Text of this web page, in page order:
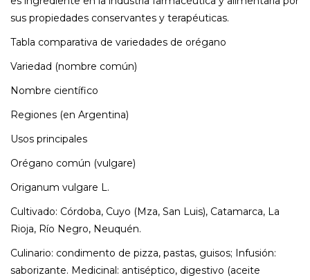
sus propiedades conservantes y terapéuticas.
Tabla comparativa de variedades de orégano
Variedad (nombre común)
Nombre científico
Regiones (en Argentina)
Usos principales
Orégano común (vulgare)
Origanum vulgare L.
Cultivado: Córdoba, Cuyo (Mza, San Luis), Catamarca, La
Rioja, Río Negro, Neuquén.
Culinario: condimento de pizza, pastas, guisos; Infusión:
saborizante. Medicinal: antiséptico, digestivo (aceite